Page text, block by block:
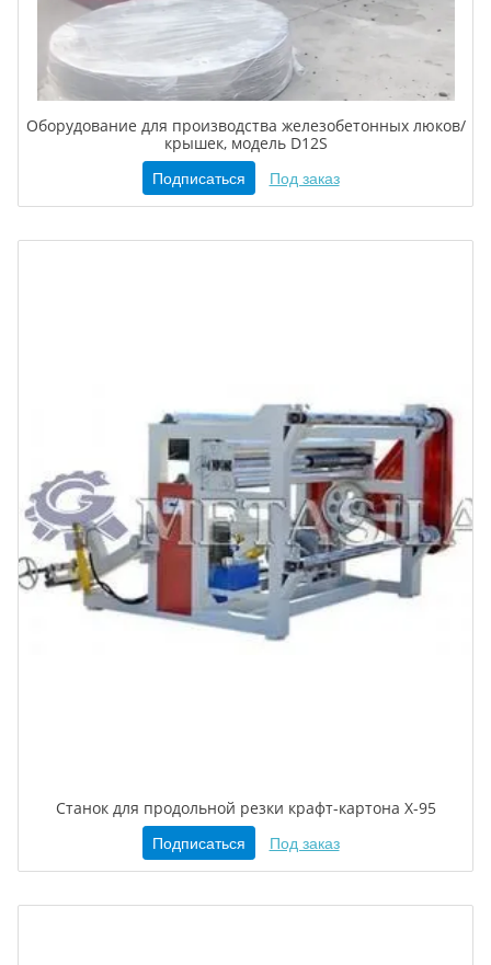
Оборудование для производства железобетонных люков/
крышек, модель D12S
Подписаться Под заказ
Станок для продольной резки крафт-картона X-95
Подписаться Под заказ